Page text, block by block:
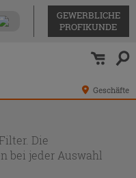
GEWERBLICHE
PROFIKUNDE
Geschäfte
Die
bei jeder Auswahl